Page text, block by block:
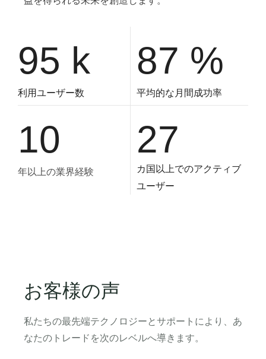
95 k
利用ユーザー数
87 %
平均的な月間成功率
10
年以上の業界経験
27
カ国以上でのアクティブ
ユーザー
お客様の声
私たちの最先端テクノロジーとサポートにより、あ
なたのトレードを次のレベルへ導きます。